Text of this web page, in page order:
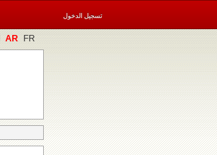
تسجيل الدخول
AR FR